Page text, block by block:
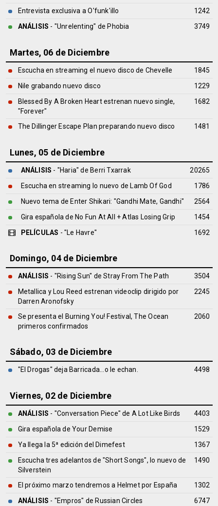
Entrevista exclusiva a O'funk'illo
1242
ANÁLISIS - "Unrelenting" de Phobia 3749
Martes, 06 de Diciembre
Escucha en streaming el nuevo disco de Chevelle
1845
Nile grabando nuevo disco
1229
Blessed By A Broken Heart estrenan nuevo single,
"Forever"
1682
The Dillinger Escape Plan preparando nuevo disco 1481
Lunes, 05 de Diciembre
ANÁLISIS - "Haria" de Berri Txarrak
20265
Escucha en streaming lo nuevo de Lamb Of God
1786
Nuevo tema de Enter Shikari: "Gandhi Mate, Gandhi"
2564
Gira española de No Fun At All + Atlas Losing Grip
1454
PELÍCULAS - "Le Havre" 1692
Domingo, 04 de Diciembre
ANÁLISIS - "Rising Sun" deStray From The Path
3504
Metallica y Lou Reed estrenan videoclip dirigido por
Darren Aronofsky
2245
Se presenta el Burning You! Festival, The Ocean
primeros confirmados
2060
Sábado, 03 de Diciembre
"El Drogas" deja Barricada...o le echan. 4498
Viernes, 02 de Diciembre
ANÁLISIS - "Conversation Piece" de A Lot Like Birds
4403
Gira española de Your Demise
1529
Ya llega la 5ª edición del Dimefest
1367
Escucha tres adelantos de "Short Songs", lo nuevo de
Silverstein
1490
El próximo marzo tendremos a Helmet por España
1302
ANÁLISIS - "Empros" de Russian Circles 6747